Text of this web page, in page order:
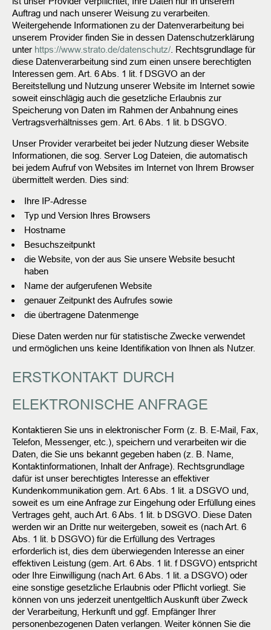
Auftrag und nach unserer Weisung zu verarbeiten.
Weitergehende Informationen zu der Datenverarbeitung bei
unserem Provider finden Sie in dessen Datenschutzerklärung
unter https://www.strato.de/datenschutz/ . Rechtsgrundlage für
diese Datenverarbeitung sind zum einen unsere berechtigten
Interessen gem. Art. 6 Abs. 1 lit. f DSGVO an der
Bereitstellung und Nutzung unserer Website im Internet sowie
soweit einschlägig auch die gesetzliche Erlaubnis zur
Speicherung von Daten im Rahmen der Anbahnung eines
Vertragsverhältnisses gem. Art. 6 Abs. 1 lit. b DSGVO.
Unser Provider verarbeitet bei jeder Nutzung dieser Website
Informationen, die sog. Server Log Dateien, die automatisch
bei jedem Aufruf von Websites im Internet von Ihrem Browser
übermittelt werden. Dies sind:
Ihre IP-Adresse
Typ und Version Ihres Browsers
Hostname
Besuchszeitpunkt
die Website, von der aus Sie unsere Website besucht
haben
Name der aufgerufenen Website
genauer Zeitpunkt des Aufrufes sowie
die übertragene Datenmenge
Diese Daten werden nur für statistische Zwecke verwendet
und ermöglichen uns keine Identifikation von Ihnen als Nutzer.
ERSTKONTAKT DURCH
ELEKTRONISCHE ANFRAGE
Kontaktieren Sie uns in elektronischer Form (z. B. E-Mail, Fax,
Telefon, Messenger, etc.), speichern und verarbeiten wir die
Daten, die Sie uns bekannt gegeben haben (z. B. Name,
Kontaktinformationen, Inhalt der Anfrage). Rechtsgrundlage
dafür ist unser berechtigtes Interesse an effektiver
Kundenkommunikation gem. Art. 6 Abs. 1 lit. a DSGVO und,
soweit es um eine Anfrage zur Eingehung oder Erfüllung eines
Vertrages geht, auch Art. 6 Abs. 1 lit. b DSGVO. Diese Daten
werden wir an Dritte nur weitergeben, soweit es (nach Art. 6
Abs. 1 lit. b DSGVO) für die Erfüllung des Vertrages
erforderlich ist, dies dem überwiegenden Interesse an einer
effektiven Leistung (gem. Art. 6 Abs. 1 lit. f DSGVO) entspricht
oder Ihre Einwilligung (nach Art. 6 Abs. 1 lit. a DSGVO) oder
eine sonstige gesetzliche Erlaubnis oder Pflicht vorliegt. Sie
können von uns jederzeit unentgeltlich Auskunft über Zweck
der Verarbeitung, Herkunft und ggf. Empfänger Ihrer
personenbezogenen Daten verlangen. Weiter können Sie die